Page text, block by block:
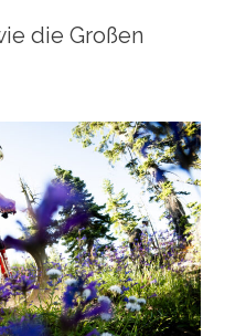
die Großen